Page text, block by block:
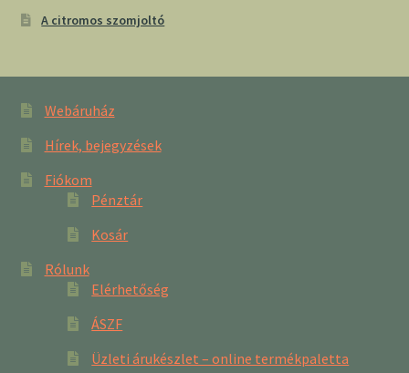
A citromos szomjoltó
Webáruház
Hírek, bejegyzések
Fiókom
Pénztár
Kosár
Rólunk
Elérhetőség
ÁSZF
Üzleti árukészlet – online termékpaletta